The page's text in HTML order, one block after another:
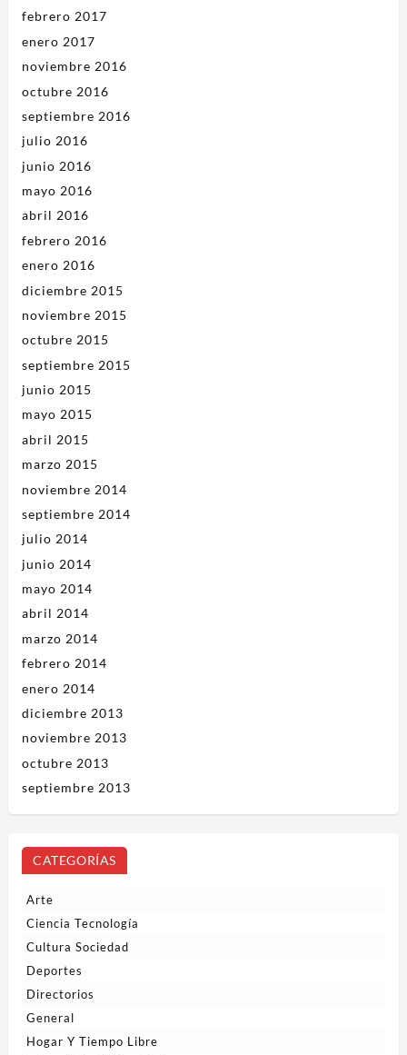
febrero 2017
enero 2017
noviembre 2016
octubre 2016
septiembre 2016
julio 2016
junio 2016
mayo 2016
abril 2016
febrero 2016
enero 2016
diciembre 2015
noviembre 2015
octubre 2015
septiembre 2015
junio 2015
mayo 2015
abril 2015
marzo 2015
noviembre 2014
septiembre 2014
julio 2014
junio 2014
mayo 2014
abril 2014
marzo 2014
febrero 2014
enero 2014
diciembre 2013
noviembre 2013
octubre 2013
septiembre 2013
CATEGORÍAS
Arte
Ciencia Tecnología
Cultura Sociedad
Deportes
Directorios
General
Hogar Y Tiempo Libre